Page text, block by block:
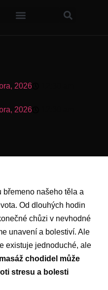
2026
2026
břemeno našeho těla a
Od dlouhých hodin
chůzi v nevhodné
unavení a bolestiví. Ale
existuje jednoduché, ale
chodidel může
stresu a bolesti